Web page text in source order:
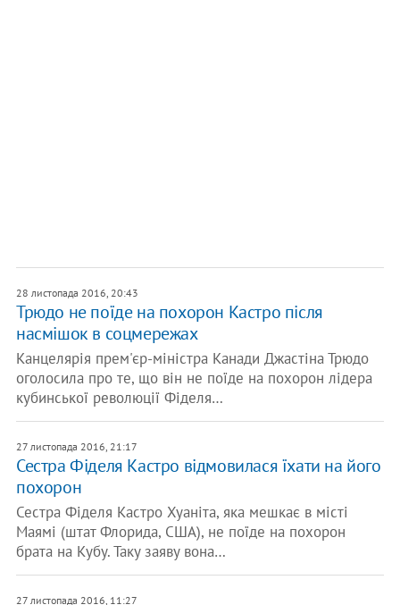
28 листопада 2016, 20:43
Трюдо не поїде на похорон Кастро після
насмішок в соцмережах
Канцелярія прем'єр-міністра Канади Джастіна Трюдо
оголосила про те, що він не поїде на похорон лідера
кубинської революції Фіделя…
27 листопада 2016, 21:17
Сестра Фіделя Кастро відмовилася їхати на його
похорон
Сестра Фіделя Кастро Хуаніта, яка мешкає в місті
Маямі (штат Флорида, США), не поїде на похорон
брата на Кубу. Таку заяву вона…
27 листопада 2016, 11:27